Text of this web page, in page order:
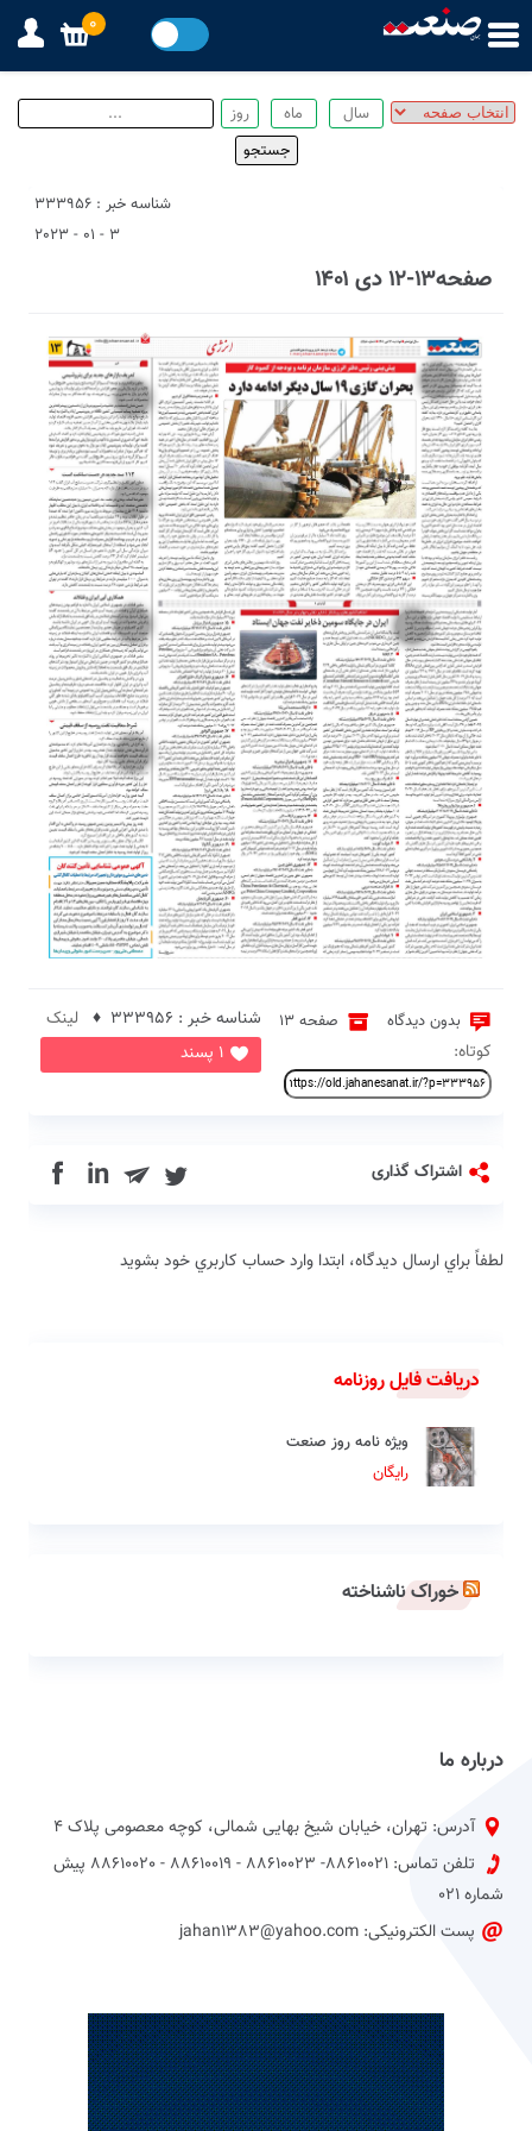
شناسه خبر : 333956
3 - 01 - 2023
صفحه۱۳-۱۲ دی ۱۴۰۱
1
2
3
4
5
6
بدون دیدگاه صفحه 13
1 پسند
شناسه خبر : 333956 ♦
لینک
کوتاه:
اشتراک گذاری in
لطفاً براي ارسال دیدگاه، ابتدا وارد حساب كاربري خود بشويد
دریافت فایل روزنامه
ویژه نامه روز صنعت
رایگان
خوراک ناشناخته
درباره ما
آدرس: تهران، خیابان شیخ بهایی شمالی، کوچه معصومی پلاک 4
تلفن تماس: 88610021- 88610023 - 88610019 - 88610020 پیش
شماره 021
پست الکترونیکی: jahan1383@yahoo.com
0